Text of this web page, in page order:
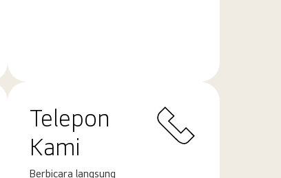
Telepon
Kami
Berbicara langsung